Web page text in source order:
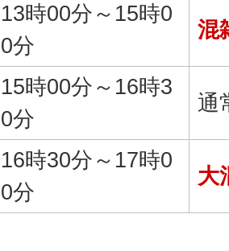
13時00分～15時0
0分
混
15時00分～16時3
0分
通
16時30分～17時0
0分
大